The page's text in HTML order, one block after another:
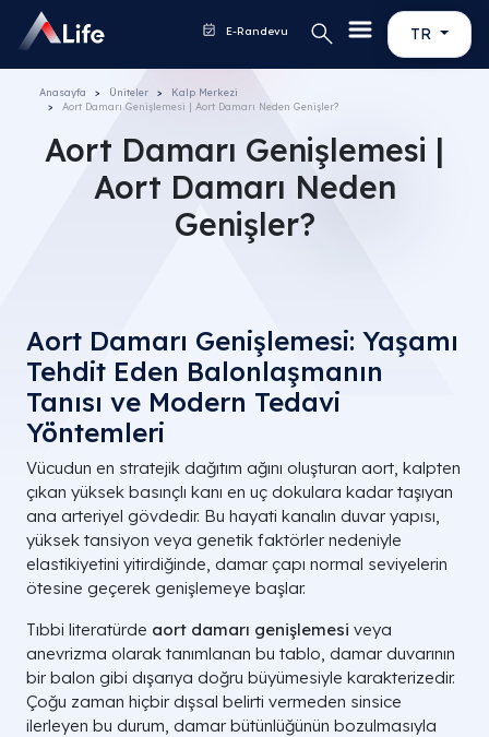
TR
E-Randevu
Anasayfa Üniteler
Kalp Merkezi
Aort Damarı Genişlemesi | Aort Damarı Neden Genişler?
Aort Damarı Genişlemesi |
Aort Damarı Neden
Genişler?
Aort Damarı Genişlemesi: Yaşamı
Tehdit Eden Balonlaşmanın
Tanısı ve Modern Tedavi
Yöntemleri
Vücudun en stratejik dağıtım ağını oluşturan aort, kalpten
çıkan yüksek basınçlı kanı en uç dokulara kadar taşıyan
ana arteriyel gövdedir. Bu hayati kanalın duvar yapısı,
yüksek tansiyon veya genetik faktörler nedeniyle
elastikiyetini yitirdiğinde, damar çapı normal seviyelerin
ötesine geçerek genişlemeye başlar.
Tıbbi literatürde aort damarı genişlemesi veya
anevrizma olarak tanımlanan bu tablo, damar duvarının
bir balon gibi dışarıya doğru büyümesiyle karakterizedir.
Çoğu zaman hiçbir dışsal belirti vermeden sinsice
ilerleyen bu durum, damar bütünlüğünün bozulmasıyla